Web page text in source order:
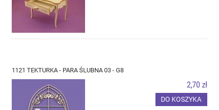
1121 TEKTURKA - PARA ŚLUBNA 03 - G8
2,70 zł
DO KOSZYKA